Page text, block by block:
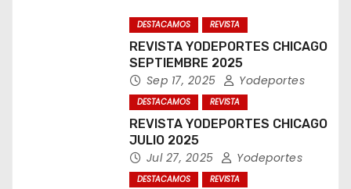
DESTACAMOS REVISTA
REVISTA YODEPORTES CHICAGO
SEPTIEMBRE 2025
Sep 17, 2025 Yodeportes
DESTACAMOS REVISTA
REVISTA YODEPORTES CHICAGO
JULIO 2025
Jul 27, 2025 Yodeportes
DESTACAMOS REVISTA